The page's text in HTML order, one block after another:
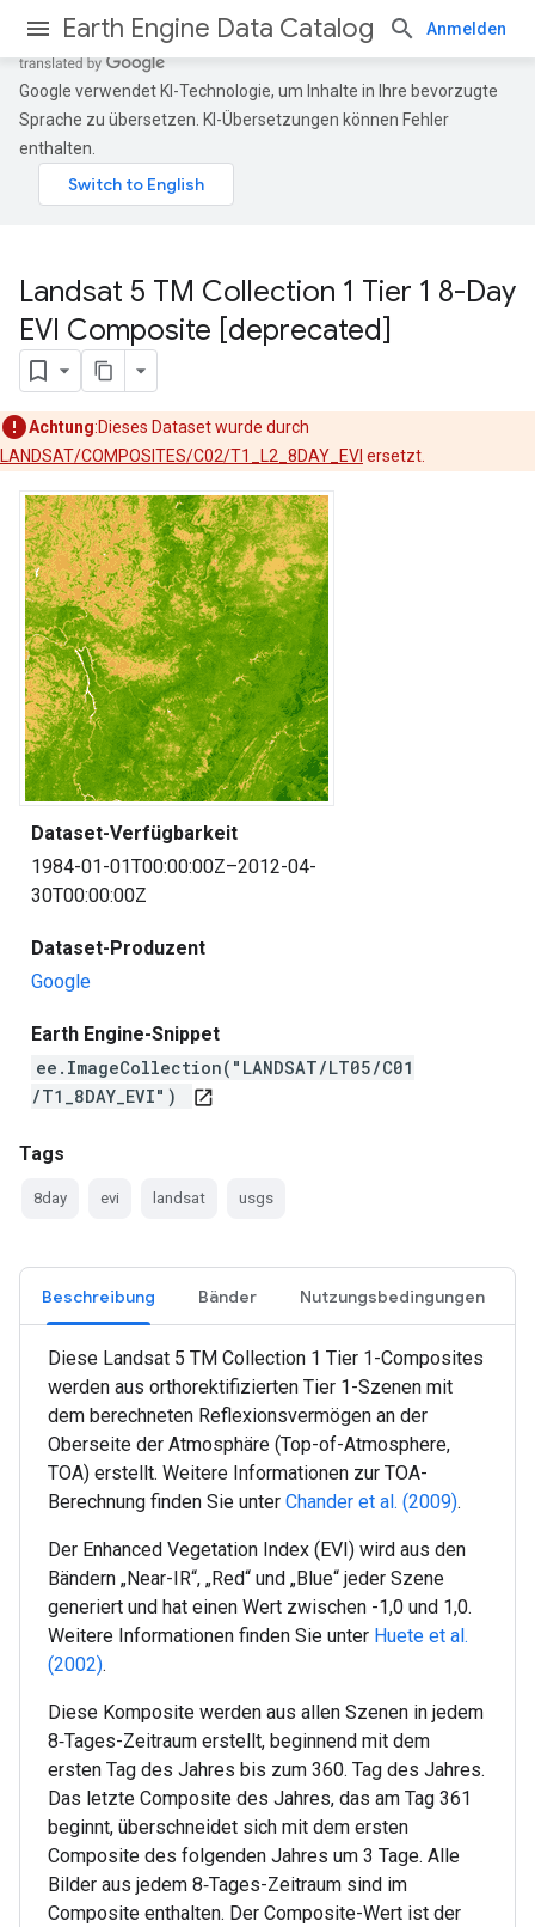
Earth Engine Data Catalog Anmelden
Google verwendet KI-Technologie, um Inhalte in Ihre bevorzugte
Sprache zu übersetzen. KI-Übersetzungen können Fehler
enthalten.
Landsat 5 TM Collection 1 Tier 1 8-Day
EVI Composite [deprecated]
Achtung:Dieses Dataset wurde durch
LANDSAT/COMPOSITES/C02/T1_L2_8DAY_EVI ersetzt.
Dataset-Verfügbarkeit
1984-01-01T00:00:00Z–2012-04-
30T00:00:00Z
Dataset-Produzent
Google
Earth Engine-Snippet
ee.ImageCollection("LANDSAT/LT05/C01
/T1_8DAY_EVI")
open_in_new
Tags
8day evi landsat usgs
Beschreibung Bänder Nutzungsbedingungen
Diese Landsat 5 TM Collection 1 Tier 1-Composites
werden aus orthorektifizierten Tier 1-Szenen mit
dem berechneten Reflexionsvermögen an der
Oberseite der Atmosphäre (Top-of-Atmosphere,
TOA) erstellt. Weitere Informationen zur TOA-
Berechnung finden Sie unter Chander et al. (2009).
Der Enhanced Vegetation Index (EVI) wird aus den
Bändern „Near-IR“, „Red“ und „Blue“ jeder Szene
generiert und hat einen Wert zwischen -1,0 und 1,0.
Weitere Informationen finden Sie unter Huete et al.
(2002).
Diese Komposite werden aus allen Szenen in jedem
8‑Tages-Zeitraum erstellt, beginnend mit dem
ersten Tag des Jahres bis zum 360. Tag des Jahres.
Das letzte Composite des Jahres, das am Tag 361
beginnt, überschneidet sich mit dem ersten
Composite des folgenden Jahres um 3 Tage. Alle
Bilder aus jedem 8‑Tages-Zeitraum sind im
Composite enthalten. Der Composite-Wert ist der